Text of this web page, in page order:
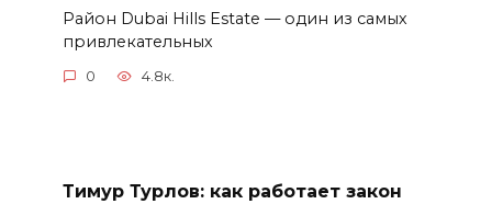
Район Dubai Hills Estate — один из самых
привлекательных
0 4.8к.
Тимур Турлов: как работает закон